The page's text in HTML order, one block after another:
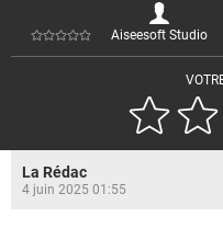
Aiseesoft Studio
La Rédac
4 juin 2025 01:55